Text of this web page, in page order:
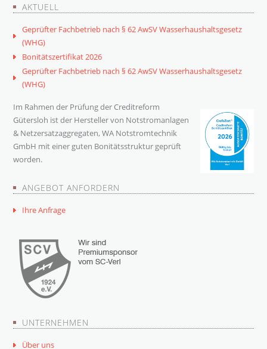
AKTUELL
Geprüfter Fachbetrieb nach § 62 AwSV Wasserhaushaltsgesetz
(WHG)
Bonitätszertifikat 2026
Geprüfter Fachbetrieb nach § 62 AwSV Wasserhaushaltsgesetz
(WHG)
Im Rahmen der Prüfung der Creditreform
Gütersloh ist der Hersteller von Notstromanlagen
& Netzersatzaggregaten, WA Notstromtechnik
GmbH mit einer guten Bonitätsstruktur geprüft
worden.
ANGEBOT ANFORDERN
Ihre Anfrage
UNTERNEHMEN
Über uns